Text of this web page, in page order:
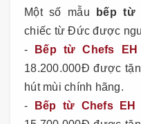
Một số mẫu
bếp từ
chiếc từ Đức được
-
Bếp từ Chefs EH
18.200.000Đ được
hút mùi chính hãng.
-
Bếp từ Chefs EH